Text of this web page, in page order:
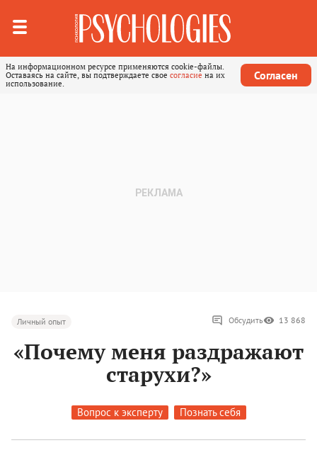
На информационном ресурсе применяются cookie-файлы.
Оставаясь на сайте, вы подтверждаете свое согласие на их
использование.
Согласен
Личный опыт Обсудить 13 868
«Почему меня раздражают
старухи?»
Вопрос к эксперту Познать себя